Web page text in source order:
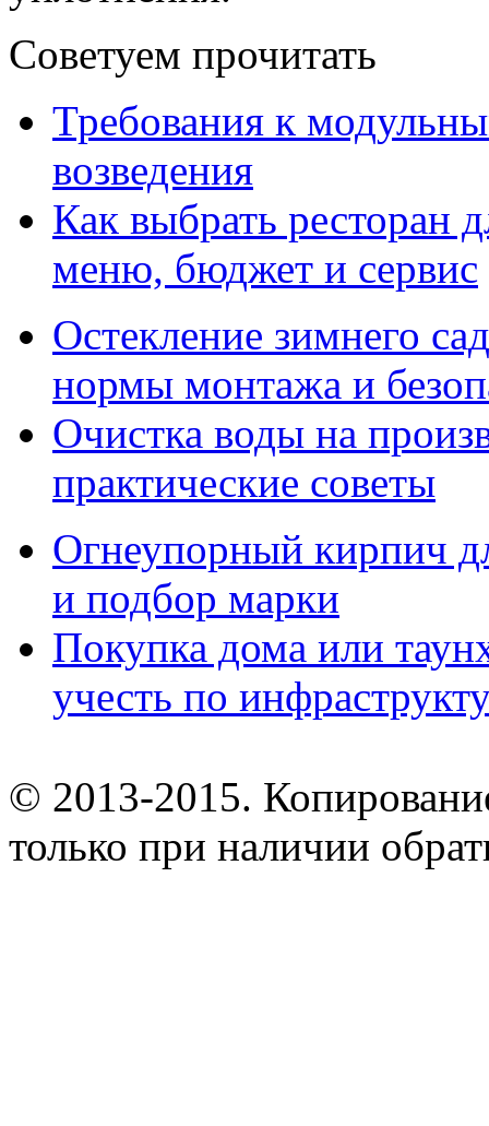
Советуем прочитать
Требования к
возведения
Как выбрать ресторан
меню, бюджет и сервис
Остекление зимнего
нормы монтажа и
Очистка воды на
практические советы
Огнеупорный кирпич
и подбор марки
Покупка дома или
учесть по
© 2013-2015.
только при наличии